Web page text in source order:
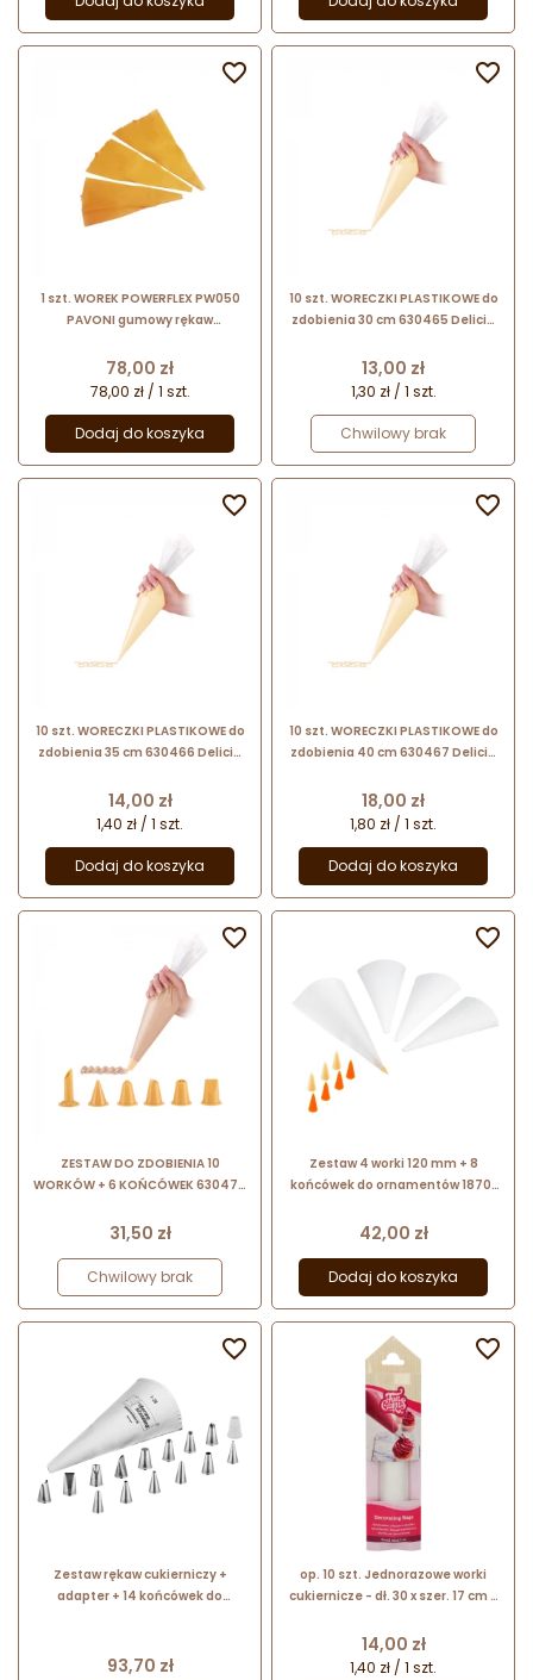
1 szt. WOREK POWERFLEX PW050
PAVONI gumowy rękaw
Cena
78,00 zł
78,00 zł / 1 szt.
Dodaj do koszyka

10 szt. WORECZKI PLASTIKOWE do
zdobienia 30 cm 630465 Delicia
Cena
13,00 zł
1,30 zł / 1 szt.
Chwilowy brak

10 szt. WORECZKI PLASTIKOWE do
zdobienia 35 cm 630466 Delicia
Cena
14,00 zł
1,40 zł / 1 szt.
Dodaj do koszyka

10 szt. WORECZKI PLASTIKOWE do
zdobienia 40 cm 630467 Delicia
Cena
18,00 zł
1,80 zł / 1 szt.
Dodaj do koszyka

ZESTAW DO ZDOBIENIA 10
WORKÓW + 6 KOŃCÓWEK 630470
dekorowania i nadziewania
Cena
31,50 zł
Chwilowy brak

Zestaw 4 worki 120 mm + 8
końcówek do ornamentów 18701
Cena
42,00 zł
Dodaj do koszyka

Zestaw rękaw cukierniczy +
adapter + 14 końcówek do
Cena
93,70 zł

op. 10 szt. Jednorazowe worki
cukiernicze - dł. 30 x szer. 17 cm -
antypoślizgowego tworzywa
Cena
14,00 zł
1,40 zł / 1 szt.
